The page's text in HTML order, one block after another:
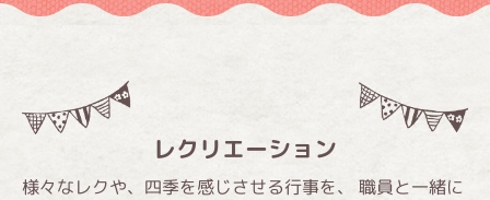
レクリエーション
様々なレクや、四季を感じさせる行事を、
職員と一緒に